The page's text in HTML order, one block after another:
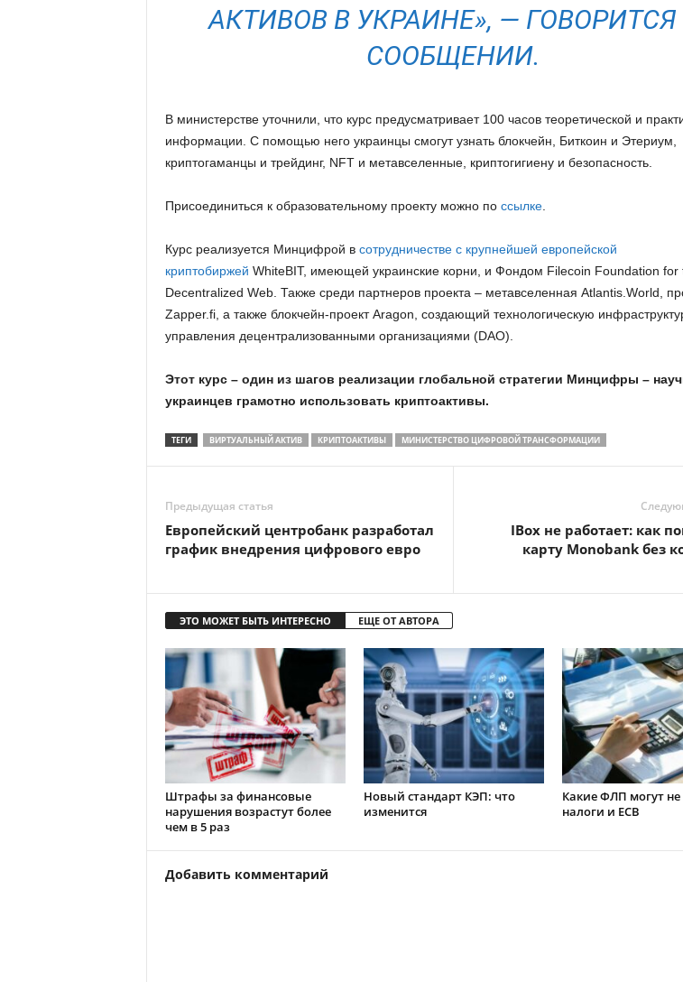
АКТИВОВ В УКРАИНЕ», — ГОВОРИТСЯ
СООБЩЕНИИ.
В министерстве уточнили, что курс предусматривает 100 часов теоретической и
информации. С помощью него украинцы смогут узнать блокчейн, Биткоин и Этериум,
криптогаманцы и трейдинг, NFT и метавселенные, криптогигиену и безопасность.
Присоединиться к образовательному проекту можно по ссылке.
Курс реализуется Минцифрой в сотрудничестве с крупнейшей европейской
криптобиржей WhiteBIT, имеющей украинские корни, и Фондом Filecoin Foundation for
Decentralized Web. Также среди партнеров проекта – метавселенная Atlantis.World,
Zapper.fi, а также блокчейн-проект Aragon, создающий технологическую
управления децентрализованными организациями (DAO).
Этот курс – один из шагов реализации глобальной стратегии Минцифры –
украинцев грамотно использовать криптоактивы.
ТЕГИ ВИРТУАЛЬНЫЙ АКТИВ КРИПТОАКТИВЫ МИНИСТЕРСТВО ЦИФРОВОЙ ТРАНСФОРМАЦИИ
Предыдущая статья
Европейский центробанк разработал
график внедрения цифрового евро
IBox не работает: как
карту Monobank без
ЭТО МОЖЕТ БЫТЬ ИНТЕРЕСНО ЕЩЕ ОТ АВТОРА
Штрафы за финансовые
нарушения возрастут более
чем в 5 раз
Новый стандарт КЭП: что
изменится
Какие ФЛП могут не
налоги и ЕСВ
Добавить комментарий